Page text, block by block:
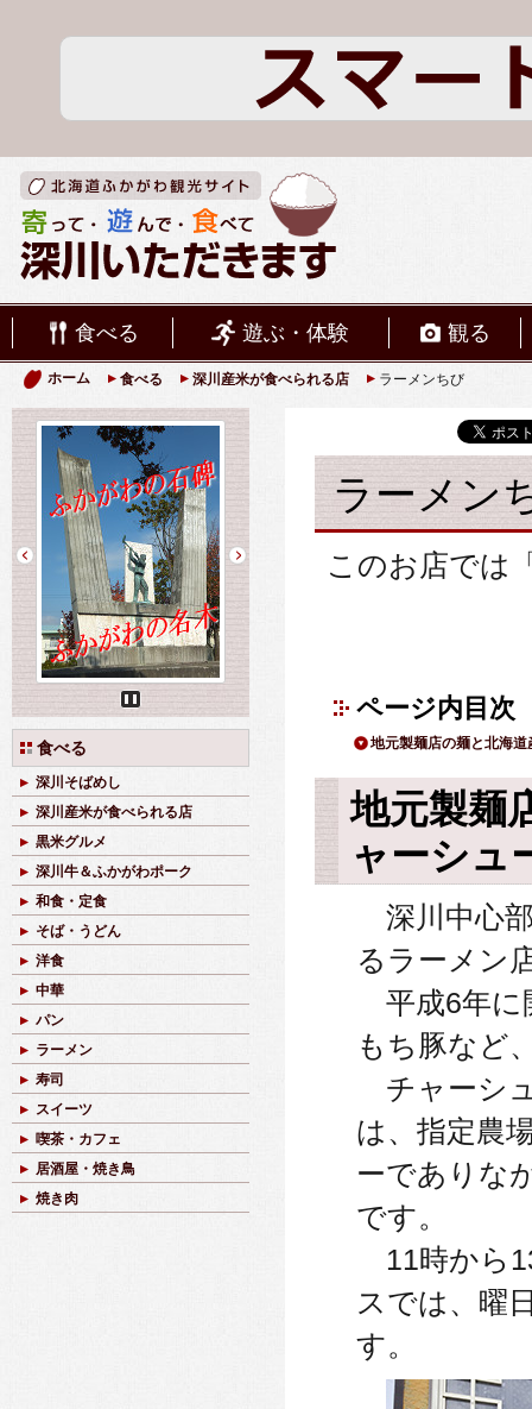
食べる 遊ぶ・体験 観る
ホーム 食べる 深川産米が食べられる店 ラーメンちび
ラーメン
このお店では
ページ内目次
地元製麺店の麺と北海
地元製麺
ャーシュ
深川中心
るラーメン
平成6年に
もち豚など
チャーシ
は、指定農
ーでありな
です。
11時から
スでは、曜
す。
Pause
食べる
深川そばめし
深川産米が食べられる店
黒米グルメ
深川牛＆ふかがわポーク
和食・定食
そば・うどん
洋食
中華
パン
ラーメン
寿司
スイーツ
喫茶・カフェ
居酒屋・焼き鳥
焼き肉